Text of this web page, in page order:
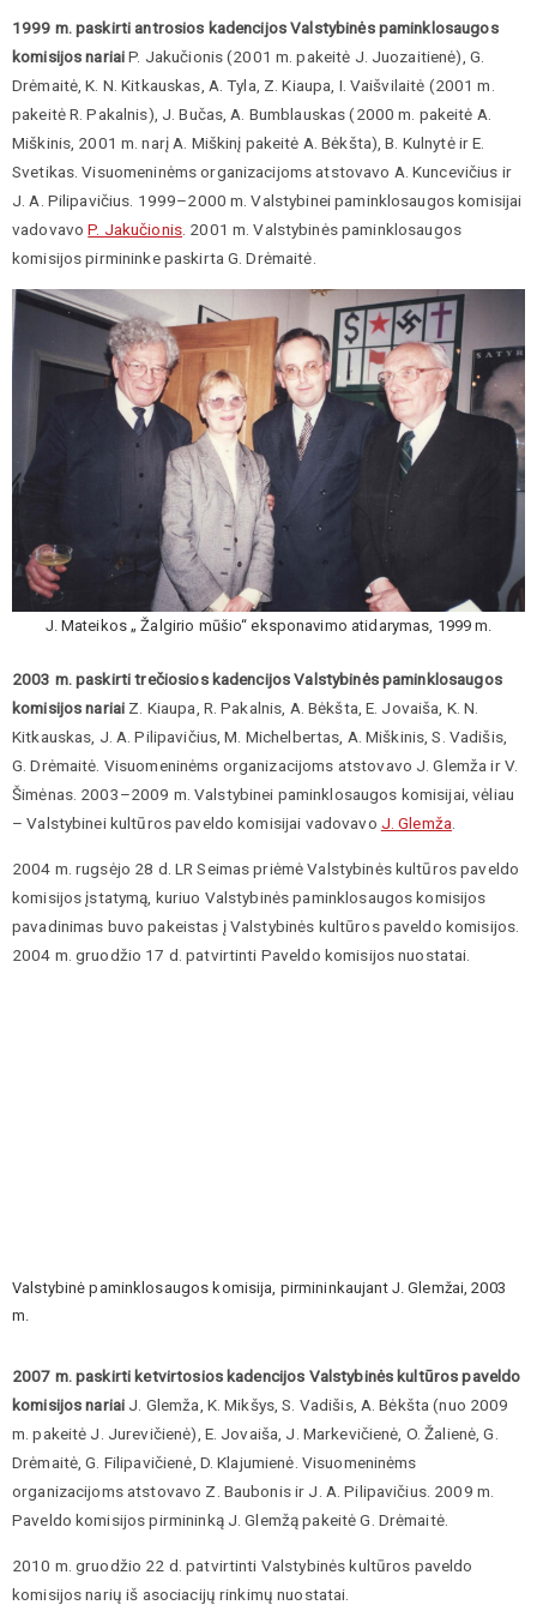
1999 m. paskirti antrosios kadencijos Valstybinės paminklosaugos
komisijos nariaiP. Jakučionis (2001 m. pakeitė J. Juozaitienė), G.
Drėmaitė, K. N. Kitkauskas, A. Tyla, Z. Kiaupa, I. Vaišvilaitė (2001 m.
pakeitė R. Pakalnis), J. Bučas, A. Bumblauskas (2000 m. pakeitė A.
Miškinis, 2001 m. narį A. Miškinį pakeitė A. Bėkšta), B. Kulnytė ir E.
Svetikas. Visuomeninėms organizacijoms atstovavo A. Kuncevičius ir
J. A. Pilipavičius. 1999–2000 m. Valstybinei paminklosaugos komisijai
vadovavoP. Jakučionis . 2001 m. Valstybinės paminklosaugos
komisijos pirmininke paskirta G. Drėmaitė.
J. Mateikos „ Žalgirio mūšio“ eksponavimo atidarymas, 1999 m.
2003 m. paskirti trečiosios kadencijos Valstybinės paminklosaugos
komisijos nariai Z. Kiaupa, R. Pakalnis, A. Bėkšta, E. Jovaiša, K. N.
Kitkauskas, J. A. Pilipavičius, M. Michelbertas, A. Miškinis, S. Vadišis,
G. Drėmaitė. Visuomeninėms organizacijoms atstovavo J. Glemža ir V.
Šimėnas. 2003–2009 m. Valstybinei paminklosaugos komisijai, vėliau
– Valstybinei kultūros paveldo komisijai vadovavo J. Glemža.
2004 m. rugsėjo 28 d. LR Seimas priėmė Valstybinės kultūros paveldo
komisijos įstatymą, kuriuo Valstybinės paminklosaugos komisijos
pavadinimas buvo pakeistas į Valstybinės kultūros paveldo komisijos.
2004 m. gruodžio 17 d. patvirtinti Paveldo komisijos nuostatai.
Valstybinė paminklosaugos komisija, pirmininkaujant J. Glemžai, 2003
m.
2007 m. paskirti ketvirtosios kadencijos Valstybinės kultūros paveldo
komisijos nariai J. Glemža, K. Mikšys, S. Vadišis, A. Bėkšta (nuo 2009
m. pakeitė J. Jurevičienė), E. Jovaiša, J. Markevičienė, O. Žalienė, G.
Drėmaitė, G. Filipavičienė, D. Klajumienė. Visuomeninėms
organizacijoms atstovavo Z. Baubonis ir J. A. Pilipavičius. 2009 m.
Paveldo komisijos pirmininką J. Glemžą pakeitė G. Drėmaitė.
2010 m. gruodžio 22 d. patvirtinti Valstybinės kultūros paveldo
komisijos narių iš asociacijų rinkimų nuostatai.